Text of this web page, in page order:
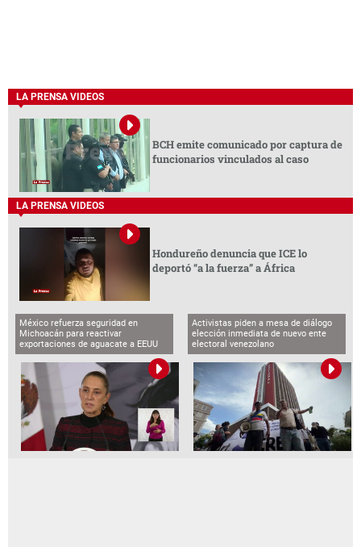
LA PRENSA VIDEOS
BCH emite comunicado por captura de
funcionarios vinculados al caso
LA PRENSA VIDEOS
Hondureño denuncia que ICE lo
deportó “a la fuerza” a África
México refuerza seguridad en
Michoacán para reactivar
exportaciones de aguacate a EEUU
Activistas piden a mesa de diálogo
elección inmediata de nuevo ente
electoral venezolano